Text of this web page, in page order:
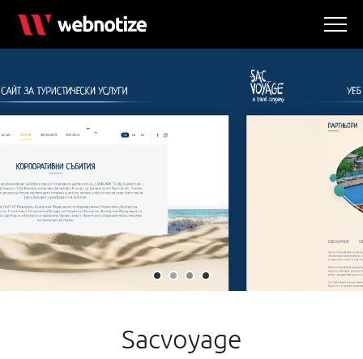
Sacvoyage